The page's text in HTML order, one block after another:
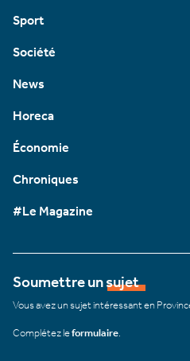
Sport
Société
News
Horeca
Économie
Chroniques
#Le Magazine
Soumettre un sujet
Vous avez un sujet intéressant en
Complétez leformulaire